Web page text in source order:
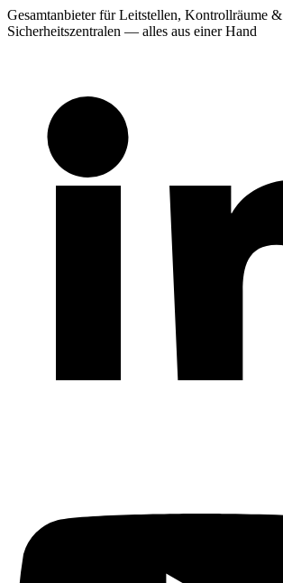
Gesamtanbieter für Leitstellen, Kontrollräume &
Sicherheitszentralen — alles aus einer Hand